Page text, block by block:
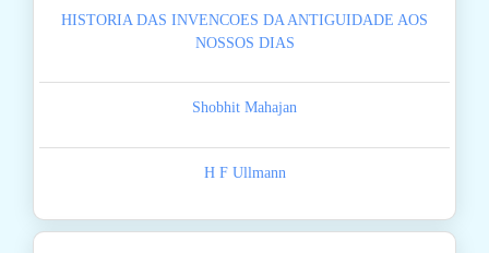
HISTORIA DAS INVENCOES DA ANTIGUIDADE AOS
NOSSOS DIAS
Shobhit Mahajan
H F Ullmann